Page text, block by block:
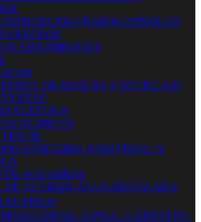
TRAPOS-ESPONJAS
ABSORBENTES
DE BASURA Y RECICLAJE
ACETONA
QUIMICOS
SANITARIO INDUSTRIAL Y
AGUARRAS
DE QUEMAR-AGUA DESTILADA
- LINEA - CARRETES -